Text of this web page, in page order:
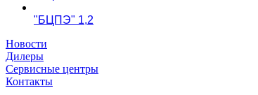
"БЦПЭ" 1,2
Новости
Дилеры
Сервисные центры
Контакты